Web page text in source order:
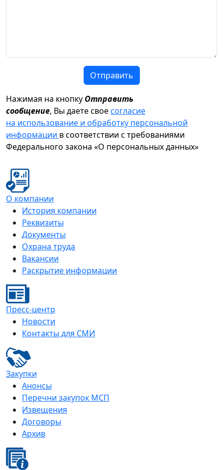
Отправить
Нажимая на кнопку Отправить
сообщение, Вы даете своесогласие
на использование и обработку персональной
информации в соответствии с требованиями
Федерального закона «О персональных данных»
О компании
История компании
Реквизиты
Документы
Охрана труда
Вакансии
Раскрытие информации
Пресс-центр
Новости
Контакты для СМИ
Закупки
Анонсы
Перечни закупок МСП
Извещения
Договоры
Архив